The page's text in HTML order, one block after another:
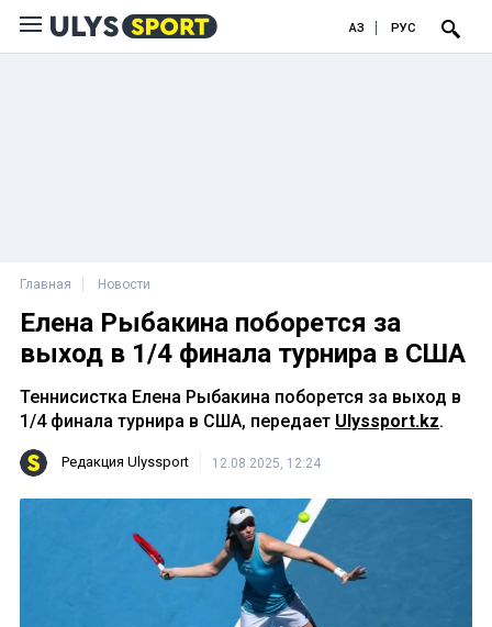
ҚАЗ РУС
Главная Новости
Елена Рыбакина поборется за
выход в 1/4 финала турнира в США
Теннисистка Елена Рыбакина поборется за выход в
1/4 финала турнира в США, передает Ulyssport.kz.
Редакция Ulyssport 12.08.2025, 12:24